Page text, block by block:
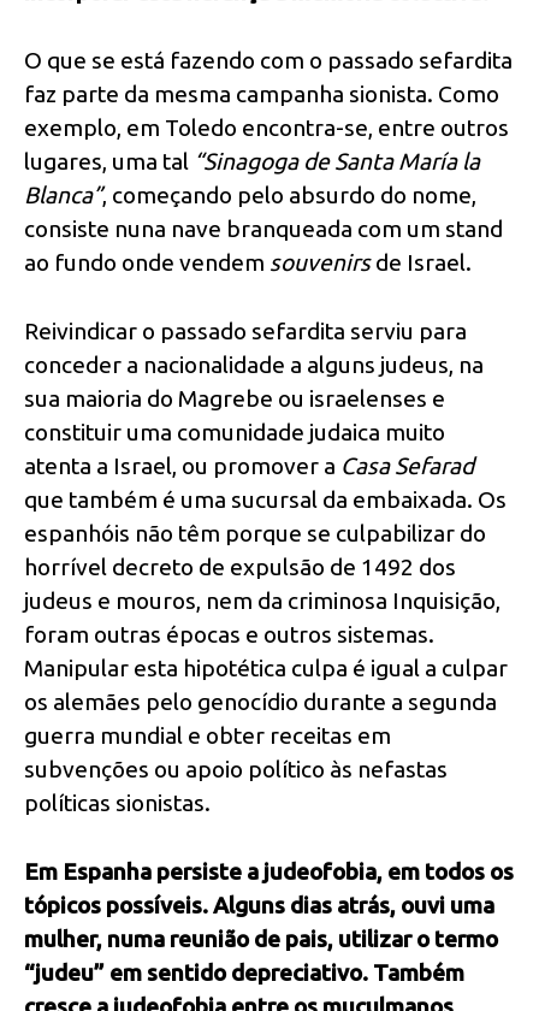
O que se está fazendo com o passado sefardita
faz parte da mesma campanha sionista. Como
exemplo, em Toledo encontra-se, entre outros
lugares, uma tal “Sinagoga de Santa María la
Blanca”, começando pelo absurdo do nome,
consiste nuna nave branqueada com um stand
ao fundo onde vendem souvenirsde Israel.
Reivindicar o passado sefardita serviu para
conceder a nacionalidade a alguns judeus, na
sua maioria do Magrebe ou israelenses e
constituir uma comunidade judaica muito
atenta a Israel, ou promover a Casa Sefarad
que também é uma sucursal da embaixada. Os
espanhóis não têm porque se culpabilizar do
horrível decreto de expulsão de 1492 dos
judeus e mouros, nem da criminosa Inquisição,
foram outras épocas e outros sistemas.
Manipular esta hipotética culpa é igual a culpar
os alemães pelo genocídio durante a segunda
guerra mundial e obter receitas em
subvenções ou apoio político às nefastas
políticas sionistas.
Em Espanha persiste a judeofobia, em todos os
tópicos possíveis. Alguns dias atrás, ouvi uma
mulher, numa reunião de pais, utilizar o termo
“judeu” em sentido depreciativo. Também
cresce a judeofobia entre os muçulmanos